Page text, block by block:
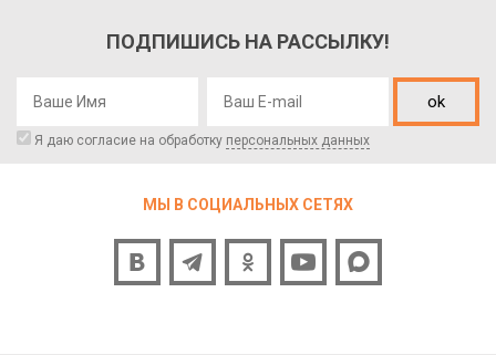
ПОДПИШИСЬ НА РАССЫЛКУ!
ok
Я даю согласие на обработку персональных данных
МЫ В СОЦИАЛЬНЫХ СЕТЯХ